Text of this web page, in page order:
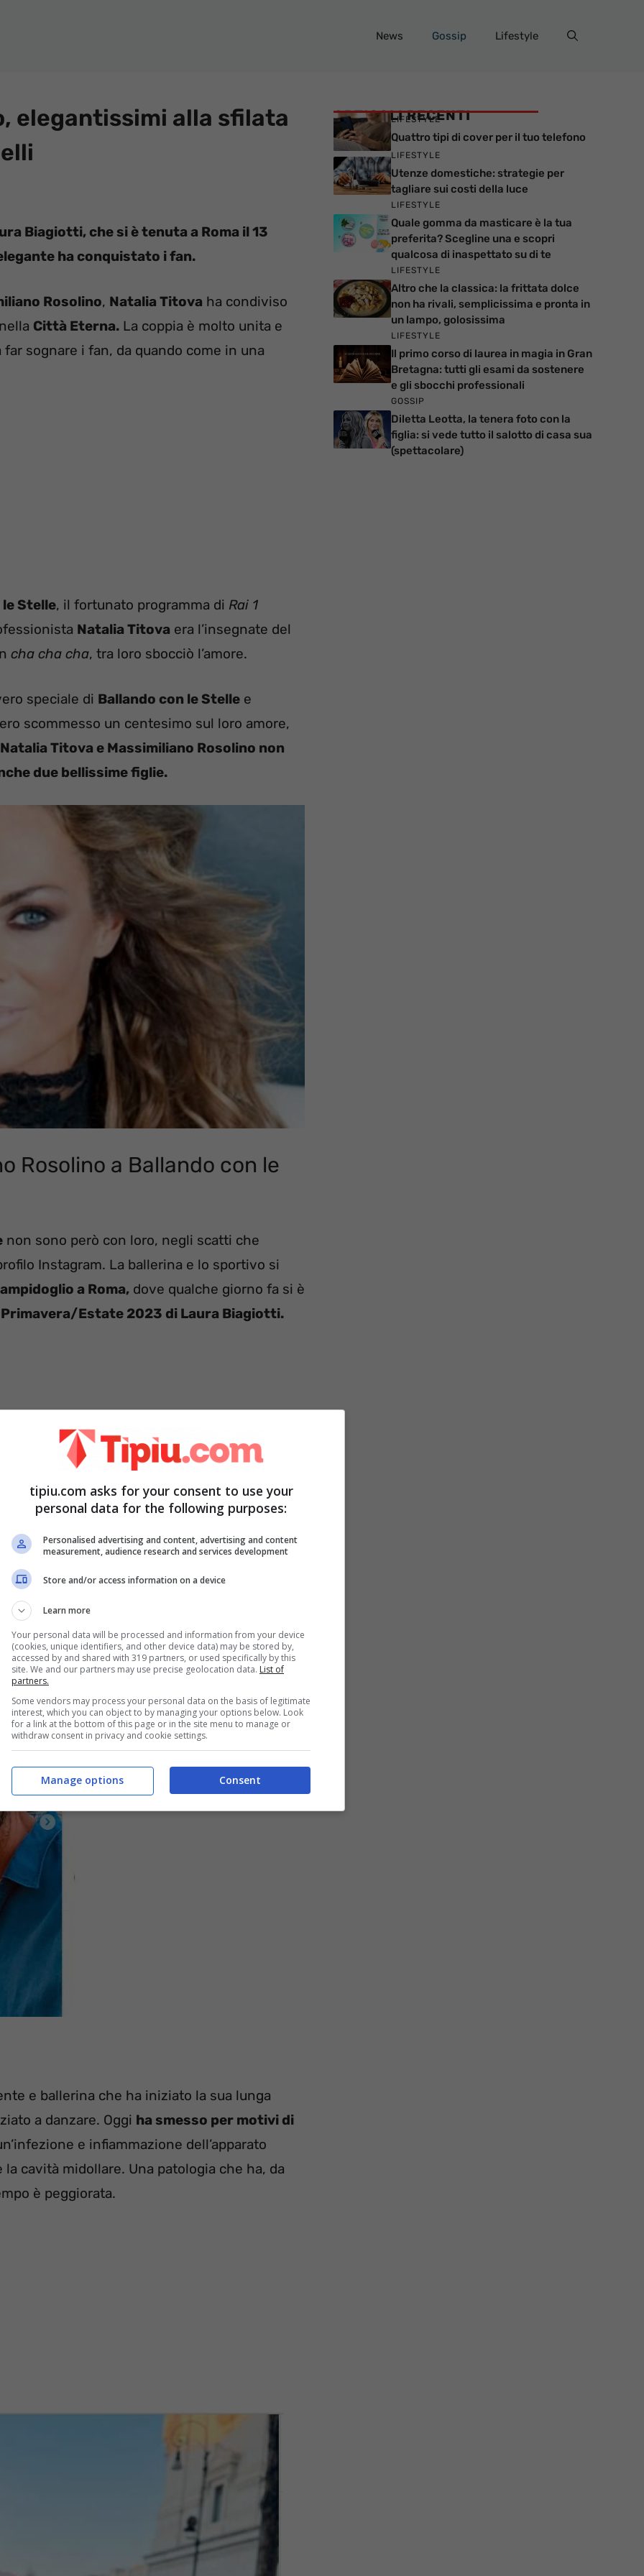
News Gossip Lifestyle
elegantissimi alla sfilata
Biagiotti, che si è tenuta a Roma il 13
ha conquistato i fan.
Rosolino, Natalia Titova ha condiviso
Città Eterna. La coppia è molto unita e
sognare i fan, da quando come in una
Stelle, il fortunato programma di Rai 1
Natalia Titova era l’insegnate del
cha cha cha, tra loro sbocciò l’amore.
speciale di Ballando con le Stelle e
scommesso un centesimo sul loro amore,
Titova e Massimiliano Rosolino non
due bellissime figlie.
Rosolino a Ballando con le
non sono però con loro, negli scatti che
Instagram. La ballerina e lo sportivo si
a Roma, dove qualche giorno fa si è
Estate 2023 di Laura Biagiotti.
del mondo dello spettacolo a cui la
bellezza.
e ballerina che ha iniziato la sua lunga
a danzare. Oggi ha smesso per motivi di
e infiammazione dell’apparato
cavità midollare. Una patologia che ha, da
è peggiorata.
ARTICOLI RECENTI
LIFESTYLE
Quattro tipi di cover per il tuo telefono
LIFESTYLE
Utenze domestiche: strategie per
tagliare sui costi della luce
LIFESTYLE
Quale gomma da masticare è la tua
preferita? Scegline una e scopri
qualcosa di inaspettato su di te
LIFESTYLE
Altro che la classica: la frittata dolce
non ha rivali, semplicissima e pronta in
un lampo, golosissima
LIFESTYLE
Il primo corso di laurea in magia in Gran
Bretagna: tutti gli esami da sostenere
e gli sbocchi professionali
GOSSIP
Diletta Leotta, la tenera foto con la
figlia: si vede tutto il salotto di casa sua
(spettacolare)
tipiu.com asks for your consent to use your
personal data for the following purposes:
Personalised advertising and content, advertising and content
measurement, audience research and services development
Store and/or access information on a device
Learn more
Your personal data will be processed and information from your device
(cookies, unique identifiers, and other device data) may be stored by,
accessed by and shared with 319 partners, or used specifically by this
site. We and our partners may use precise geolocation data. List of
partners.
Some vendors may process your personal data on the basis of legitimate
interest, which you can object to by managing your options below. Look
for a link at the bottom of this page or in the site menu to manage or
withdraw consent in privacy and cookie settings.
Consent
Manage options